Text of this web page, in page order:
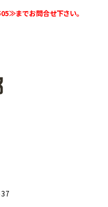
までお問合せ下さい。